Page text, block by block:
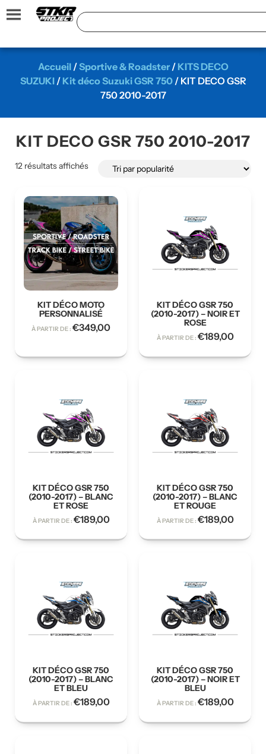
Accueil/Sportive & Roadster/ KITS DECO
SUZUKI/ Kit déco Suzuki GSR 750/ KIT DECO GSR
750 2010-2017
KIT DECO GSR 750 2010-2017
12 résultats affichés
KIT DÉCO MOTO
PERSONNALISÉ
À PARTIR DE : €349,00
KIT DÉCO GSR 750
(2010-2017) – NOIR ET
ROSE
À PARTIR DE : €189,00
KIT DÉCO GSR 750
(2010-2017) – BLANC
ET ROSE
À PARTIR DE : €189,00
KIT DÉCO GSR 750
(2010-2017) – BLANC
ET ROUGE
À PARTIR DE : €189,00
KIT DÉCO GSR 750
(2010-2017) – BLANC
ET BLEU
À PARTIR DE : €189,00
KIT DÉCO GSR 750
(2010-2017) – NOIR ET
BLEU
À PARTIR DE : €189,00